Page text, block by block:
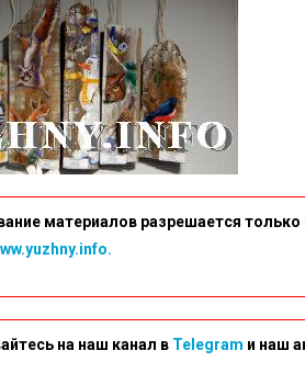
материалов разрешается
на наш канал в Telegram и наш